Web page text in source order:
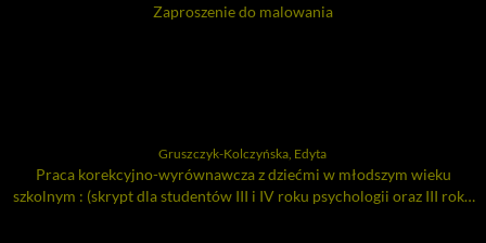
Zaproszenie do malowania
Gruszczyk-Kolczyńska, Edyta
Praca korekcyjno-wyrównawcza z dziećmi w młodszym wieku
szkolnym : (skrypt dla studentów III i IV roku psychologii oraz III roku